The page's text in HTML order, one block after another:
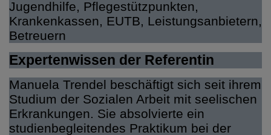
Jugendhilfe, Pflegestützpunkten,
Krankenkassen, EUTB, Leistungsanbietern,
Betreuern
Expertenwissen der Referentin
Manuela Trendel beschäftigt sich seit ihrem
Studium der Sozialen Arbeit mit seelischen
Erkrankungen. Sie absolvierte ein
studienbegleitendes Praktikum bei der